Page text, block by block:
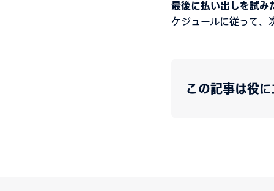
最後に払い出しを試み
ケジュールに従って、
この記事は役